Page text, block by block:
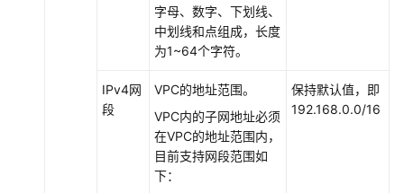
CodeArts
字母、数字、下划线、
中划线和点组成，长度
为1~64个字符。
IPv4网
段
VPC的地址范围。
VPC内的子网地址必须
在VPC的地址范围内，
目前支持网段范围如
下：
保持默认值，即
192.168.0.0/16